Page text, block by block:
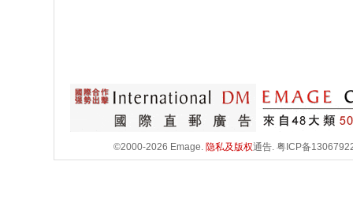
©2000-2026 Emage. 隐私及版权通告. 粤ICP备